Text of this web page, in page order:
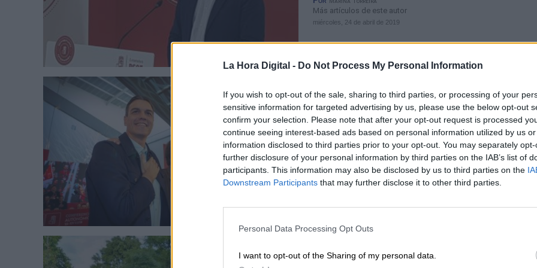
La Hora Digital - Do Not Process My Personal Information
If you wish to opt-out of the sale, sharing to third parties, or processing of your
sensitive information for targeted advertising by us, please use the below opt-out
confirm your selection. Please note that after your opt-out request is processed
continue seeing interest-based ads based on personal information utilized by us
information disclosed to third parties prior to your opt-out. You may separately
further disclosure of your personal information by third parties on the IAB’s list of
participants. This information may also be disclosed by us to third parties on the
Downstream Participants that may further disclose it to other third parties.
Personal Data Processing Opt Outs
I want to opt-out of the Sharing of my personal data.
Más artículos de este autor
miércoles, 24 de abril de 2019
Sánchez en Badajoz: “Si queremos
este país continúe avanzando solo
puede votar al PSOE”
PorSara Gómez
Más artículos de este autor